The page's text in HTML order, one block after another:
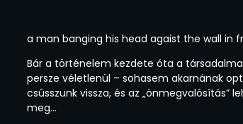
a man banging his head agaist the wall in
Bár a történelem kezdete óta a
persze véletlenül – sohasem akarnának
csússzunk vissza, és az „önmegvalósítás”
meg…